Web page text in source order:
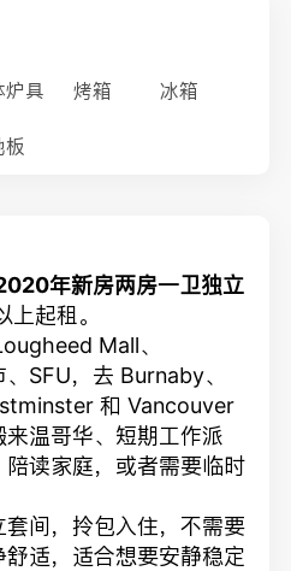
炉具 烤箱 冰箱
板
年新房两房一卫独立
起租。
Mall、
SFU，去 Burnaby、
和 Vancouver
温哥华、短期工作派
读家庭，或者需要临时
间，拎包入住，不需要
适，适合想要安静稳定